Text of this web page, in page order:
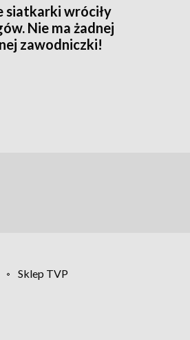
siatkarki wróciły
Nie ma żadnej
zawodniczki!
Sklep TVP